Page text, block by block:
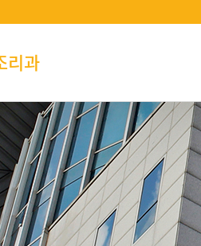
리과